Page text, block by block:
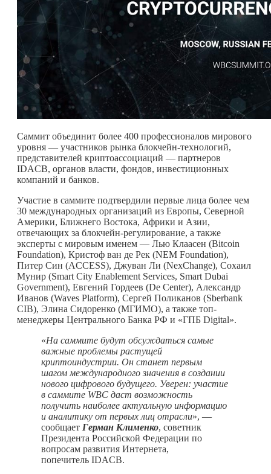
Саммит объединит более 400 профессионалов мирового
уровня — участников рынка блокчейн-технологий,
представителей криптоассоциаций — партнеров
IDACB, органов власти, фондов, инвестиционных
компаний и банков.
Участие в саммите подтвердили первые лица более чем
30 международных организаций из Европы, Северной
Америки, Ближнего Востока, Африки и Азии,
отвечающих за блокчейн-регулирование, а также
эксперты с мировым именем — Лью Клаасен (Bitcoin
Foundation), Кристоф ван де Рек (NEM Foundation),
Питер Син (ACCESS), Джуван Ли (NexChange), Сохаил
Мунир (Smart City Enablement Services, Smart Dubai
Government), Евгений Гордеев (De Center), Александр
Иванов (Waves Platform), Сергей Поликанов (Sberbank
CIB), Элина Сидоренко (МГИМО), а также топ-
менеджеры Центрального Банка РФ и «ГПБ Digital».
«На саммите будут обсуждаться самые
важные проблемы растущей
криптоиндустрии. Он станет первым
шагом международного значения в создании
нового цифрового будущего. Уверен: участие
в саммите WBC даст возможность
получить наиболее актуальную информацию
и аналитику от первых лиц отрасли», —
сообщает Герман Клименко, советник
Президента Российской Федерации по
вопросам развития Интернета,
попечитель IDACB.